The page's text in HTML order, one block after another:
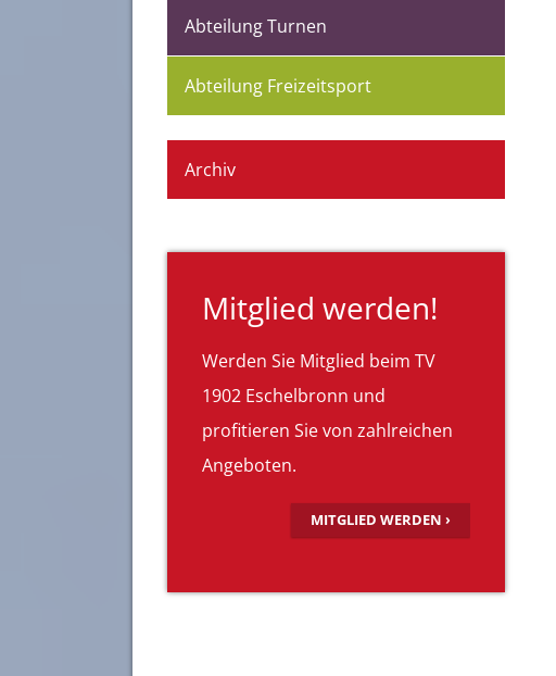
Abteilung Turnen
Abteilung Freizeitsport
Archiv
Mitglied werden!
Werden Sie Mitglied beim TV
1902 Eschelbronn und
profitieren Sie von zahlreichen
Angeboten.
MITGLIED WERDEN ›